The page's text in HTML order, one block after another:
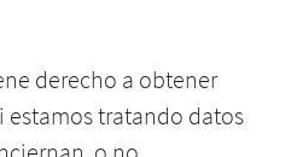
derecho a obtener
estamos tratando datos